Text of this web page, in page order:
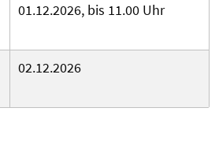
01.12.2026, bis 11.00 Uhr
02.12.2026